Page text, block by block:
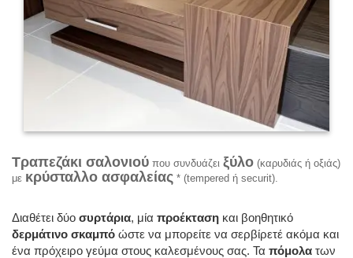
Τραπεζάκι σαλονιού που συνδυάζει ξύλο (καρυδιάς ή οξιάς)
με κρύσταλλο ασφαλείας * (tempered ή securit).
Διαθέτει δύο συρτάρια, μία προέκταση και βοηθητικό
δερμάτινο σκαμπό ώστε να μπορείτε να σερβίρετέ ακόμα και
ένα πρόχειρο γεύμα στους καλεσμένους σας. Τα πόμολα των